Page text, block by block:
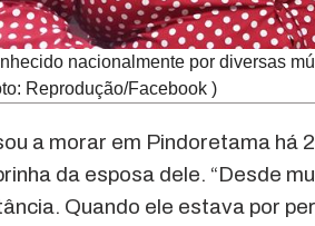
nacionalmente por diversas
Reprodução/Facebook )
a morar em Pindoretama há
da esposa dele. “Desde
Quando ele estava por